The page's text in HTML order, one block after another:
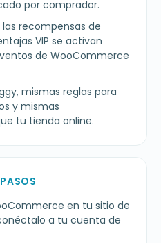
por comprador.
las recompensas de
VIP se activan
de WooCommerce
mismas reglas para
y mismas
tu tienda online.
en tu sitio de
a tu cuenta de